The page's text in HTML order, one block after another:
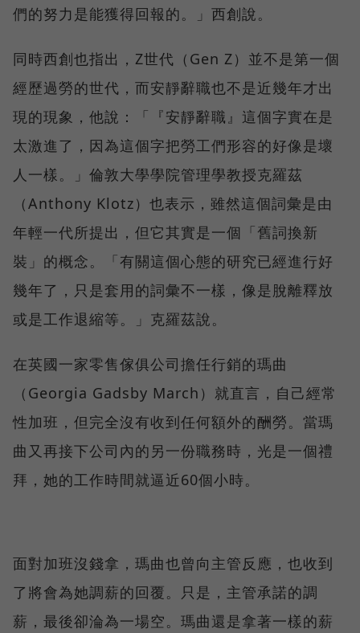
們的努力是能獲得回報的。」西創說。
同時西創也指出，Z世代（Gen Z）並不是第一個
經歷過勞的世代，而安靜辭職也不是近幾年才出
現的現象，他說：「『安靜辭職』這個字實在是
太激進了，因為這個字把勞工們形容的好像是壞
人一樣。」倫敦大學學院管理學教授克羅茲
（Anthony Klotz）也表示，雖然這個詞彙是由
年輕一代所提出，但它其實是一個「舊詞換新
裝」的概念。「有關這個心態的研究已經進行好
幾年了，只是套用的詞彙不一樣，像是脫離釋放
或是工作退縮等。」克羅茲說。
在英國一家零售傢俱公司擔任行銷的瑪曲
（Georgia Gadsby March）就直言，自己經常
性加班，但完全沒有收到任何額外的酬勞。當瑪
曲又再接下公司內的另一份職務時，光是一個禮
拜，她的工作時間就逼近60個小時。
面對加班沒錢拿，瑪曲也曾向主管反應，也收到
了將會為她調薪的回覆。只是，主管承諾的調
薪，最後卻淪為一場空。瑪曲還是拿著一樣的薪